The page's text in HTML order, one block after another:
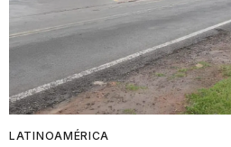
LATINOAMÉRICA